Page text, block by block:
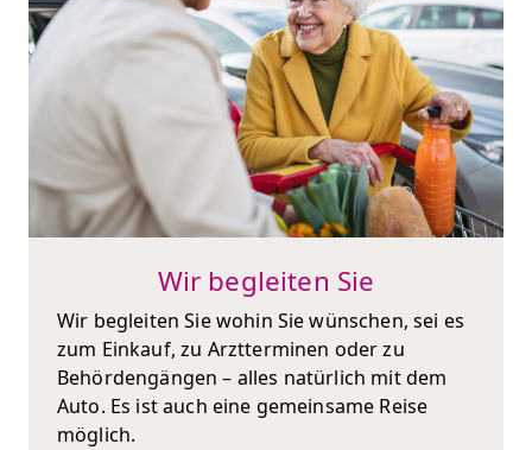
Wir begleiten Sie
Wir begleiten Sie wohin Sie wünschen, sei es
zum Einkauf, zu Arztterminen oder zu
Behördengängen – alles natürlich mit dem
Auto. Es ist auch eine gemeinsame Reise
möglich.